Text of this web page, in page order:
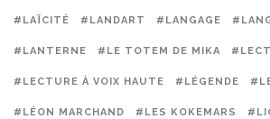
#LAÏCITÉ #LANDART #LANGAGE
#LANTERNE #LE TOTEM DE MIKA
#LECTURE À VOIX HAUTE #LÉGENDE
#LÉON MARCHAND #LES KOKEMARS